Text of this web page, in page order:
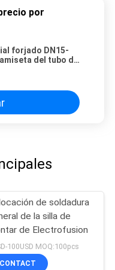
por
forjado DN15-
del tubo del
de soldadura
de la silla de
de Electrofusion
100USD MOQ:100pcs
CONTACT